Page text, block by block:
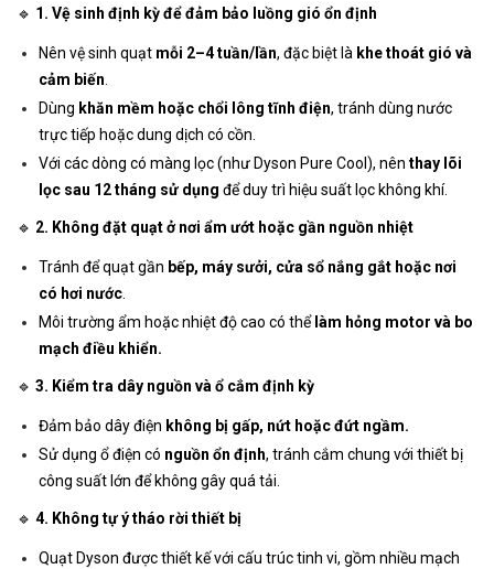
🔹 1. Vệ sinh định kỳ để đảm bảo luồng gió ổn định
Nên vệ sinh quạt mỗi 2–4 tuần/lần, đặc biệt là khe thoát gió và
cảm biến.
Dùng khăn mềm hoặc chổi lông tĩnh điện, tránh dùng nước
trực tiếp hoặc dung dịch có cồn.
Với các dòng có màng lọc (như Dyson Pure Cool), nên thay lõi
lọc sau 12 tháng sử dụng để duy trì hiệu suất lọc không khí.
🔹 2. Không đặt quạt ở nơi ẩm ướt hoặc gần nguồn nhiệt
Tránh để quạt gần bếp, máy sưởi, cửa sổ nắng gắt hoặc nơi
có hơi nước.
Môi trường ẩm hoặc nhiệt độ cao có thể làm hỏng motor và bo
mạch điều khiển.
🔹 3. Kiểm tra dây nguồn và ổ cắm định kỳ
Đảm bảo dây điện không bị gấp, nứt hoặc đứt ngầm.
Sử dụng ổ điện có nguồn ổn định, tránh cắm chung với thiết bị
công suất lớn để không gây quá tải.
🔹 4. Không tự ý tháo rời thiết bị
Quạt Dyson được thiết kế với cấu trúc tinh vi, gồm nhiều mạch